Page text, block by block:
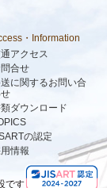
・Information
アクセス
合せ
に関するお問い合
ダウンロード
の認定
情報
です